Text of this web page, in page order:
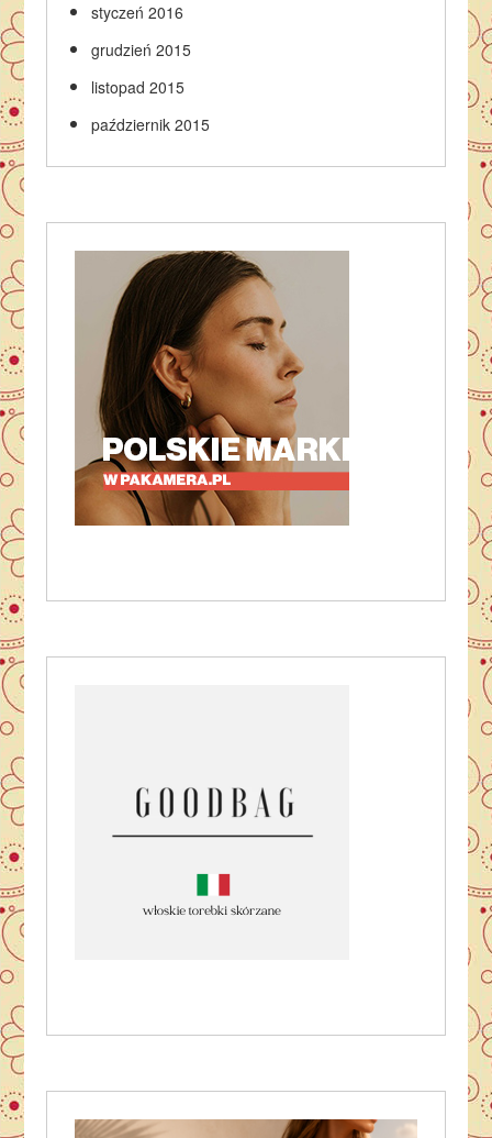
styczeń 2016
grudzień 2015
listopad 2015
październik 2015